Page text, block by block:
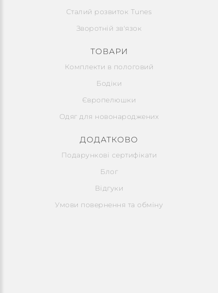
Сталий розвиток Tunes
Зворотній зв'язок
ТОВАРИ
Комплекти в пологовий
Бодіки
Європелюшки
Одяг для новонароджених
ДОДАТКОВО
Подарункові сертифікати
Блог
Відгуки
Умови повернення та обміну